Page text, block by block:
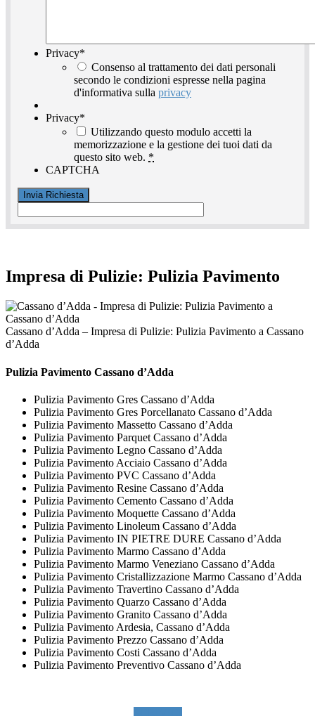
Privacy*
Consenso al trattamento dei dati personali
secondo le condizioni espresse nella pagina
d'informativa sulla privacy
Privacy*
Utilizzando questo modulo accetti la
memorizzazione e la gestione dei tuoi dati da
questo sito web. *
CAPTCHA
Impresa di Pulizie: Pulizia Pavimento
Cassano d’Adda – Impresa di Pulizie: Pulizia Pavimento a Cassano
d’Adda
Pulizia Pavimento Cassano d’Adda
Pulizia Pavimento Gres Cassano d’Adda
Pulizia Pavimento Gres Porcellanato Cassano d’Adda
Pulizia Pavimento Massetto Cassano d’Adda
Pulizia Pavimento Parquet Cassano d’Adda
Pulizia Pavimento Legno Cassano d’Adda
Pulizia Pavimento Acciaio Cassano d’Adda
Pulizia Pavimento PVC Cassano d’Adda
Pulizia Pavimento Resine Cassano d’Adda
Pulizia Pavimento Cemento Cassano d’Adda
Pulizia Pavimento Moquette Cassano d’Adda
Pulizia Pavimento Linoleum Cassano d’Adda
Pulizia Pavimento IN PIETRE DURE Cassano d’Adda
Pulizia Pavimento Marmo Cassano d’Adda
Pulizia Pavimento Marmo Veneziano Cassano d’Adda
Pulizia Pavimento Cristallizzazione Marmo Cassano d’Adda
Pulizia Pavimento Travertino Cassano d’Adda
Pulizia Pavimento Quarzo Cassano d’Adda
Pulizia Pavimento Granito Cassano d’Adda
Pulizia Pavimento Ardesia, Cassano d’Adda
Pulizia Pavimento Prezzo Cassano d’Adda
Pulizia Pavimento Costi Cassano d’Adda
Pulizia Pavimento Preventivo Cassano d’Adda